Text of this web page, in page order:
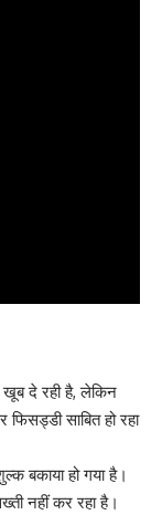
खूब दे रही है, लेकिन
साबित हो रहा
बकाया हो गया है।
नहीं कर रहा है।